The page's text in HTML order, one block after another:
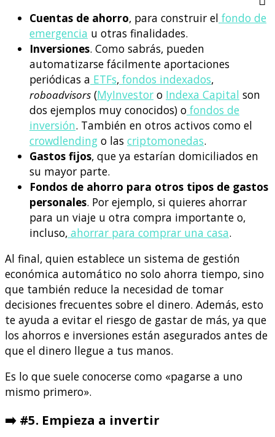
Cuentas de ahorro, para construir el fondo de
emergencia u otras finalidades.
Inversiones. Como sabrás, pueden
automatizarse fácilmente aportaciones
periódicas a ETFs, fondos indexados,
roboadvisors (MyInvestor o Indexa Capital son
dos ejemplos muy conocidos) o fondos de
inversión. También en otros activos como el
crowdlending o las criptomonedas.
Gastos fijos, que ya estarían domiciliados en
su mayor parte.
Fondos de ahorro para otros tipos de gastos
personales. Por ejemplo, si quieres ahorrar
para un viaje u otra compra importante o,
incluso, ahorrar para comprar una casa.
Al final, quien establece un sistema de gestión
económica automático no solo ahorra tiempo, sino
que también reduce la necesidad de tomar
decisiones frecuentes sobre el dinero. Además, esto
te ayuda a evitar el riesgo de gastar de más, ya que
los ahorros e inversiones están asegurados antes de
que el dinero llegue a tus manos.
Es lo que suele conocerse como «pagarse a uno
mismo primero».
➡️ #5. Empieza a invertir